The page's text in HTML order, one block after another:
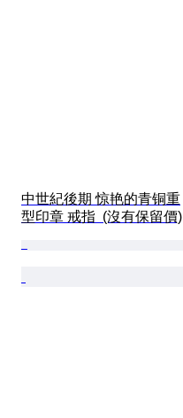
中世紀後期 惊艳的青铜重
型印章 戒指  (沒有保留價)